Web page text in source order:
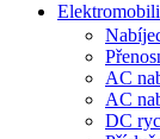
AC
AC
DC